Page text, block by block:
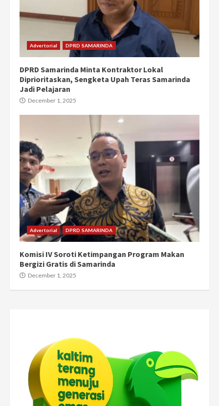
Advertorial DPRD SAMARINDA
DPRD Samarinda Minta Kontraktor Lokal
Diprioritaskan, Sengketa Upah Teras Samarinda
Jadi Pelajaran
December 1, 2025
Advertorial DPRD SAMARINDA
Komisi IV Soroti Ketimpangan Program Makan
Bergizi Gratis di Samarinda
December 1, 2025